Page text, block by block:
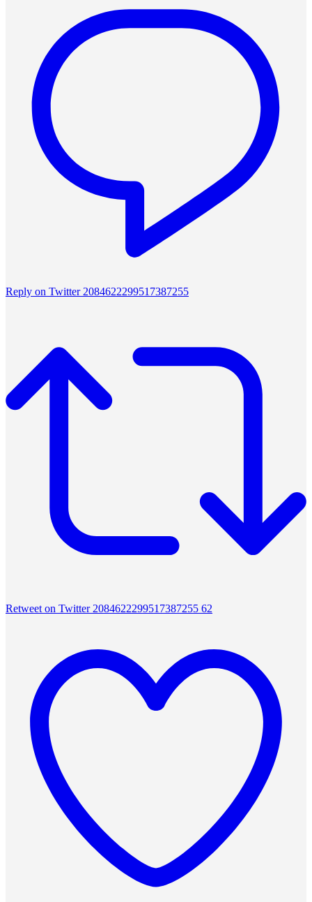
Reply on Twitter 2084622299517387255
Retweet on Twitter 2084622299517387255 62